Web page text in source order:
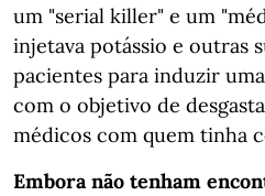
um "serial killer" e um
injetava potássio e outras
pacientes para induzir
com o objetivo de
médicos com quem tinha
Embora não tenham